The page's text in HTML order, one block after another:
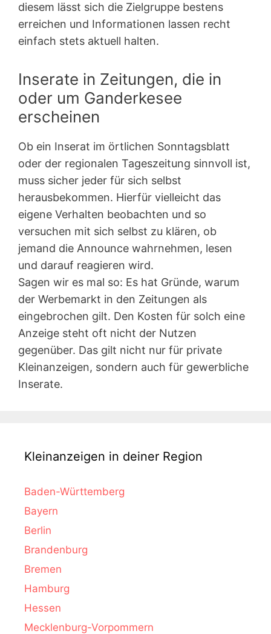
diesem lässt sich die Zielgruppe bestens
erreichen und Informationen lassen recht
einfach stets aktuell halten.
Inserate in Zeitungen, die in
oder um Ganderkesee
erscheinen
Ob ein Inserat im örtlichen Sonntagsblatt
oder der regionalen Tageszeitung sinnvoll ist,
muss sicher jeder für sich selbst
herausbekommen. Hierfür vielleicht das
eigene Verhalten beobachten und so
versuchen mit sich selbst zu klären, ob
jemand die Announce wahrnehmen, lesen
und darauf reagieren wird.
Sagen wir es mal so: Es hat Gründe, warum
der Werbemarkt in den Zeitungen als
eingebrochen gilt. Den Kosten für solch eine
Anzeige steht oft nicht der Nutzen
gegenüber. Das gilt nicht nur für private
Kleinanzeigen, sondern auch für gewerbliche
Inserate.
Kleinanzeigen in deiner Region
Baden-Württemberg
Bayern
Berlin
Brandenburg
Bremen
Hamburg
Hessen
Mecklenburg-Vorpommern